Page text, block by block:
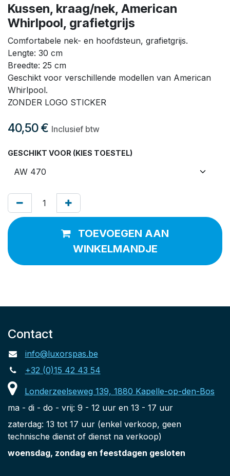
Kussen, kraag/nek, American
Whirlpool, grafietgrijs
Comfortabele nek- en hoofdsteun, grafietgrijs.
Lengte: 30 cm
Breedte: 25 cm
Geschikt voor verschillende modellen van American
Whirlpool.
ZONDER LOGO STICKER
40,50€ Inclusief btw
GESCHIKT VOOR (KIES TOESTEL)
TOEVOEGEN AAN
WINKELMANDJE
Contact
info@luxorspas.be
+32 (0)15 42 43 54
Londerzeelseweg 139, 1880 Kapelle-op-den-Bos
ma - di - do - vrij: 9 - 12 uur en 13 - 17 uur
zaterdag: 13 tot 17 uur (enkel verkoop, geen
technische dienst of dienst na verkoop)
woensdag, zondag en feestdagen gesloten